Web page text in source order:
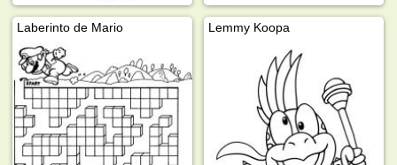
Laberinto de Mario Lemmy Koopa